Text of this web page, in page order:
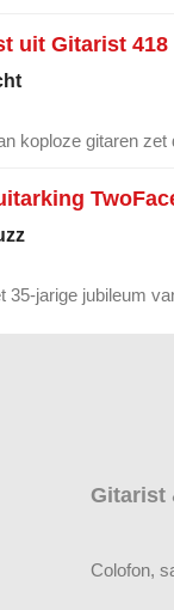
uit Gitarist 418
koploze gitaren zet
35-jarige jubileum
Gitarist
Colofon,